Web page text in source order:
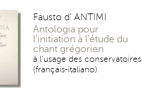
Fausto d' ANTIMI
Antologia pour
l'initiation à l'étude du
chant grégorien
à l'usage des conservatoires
(français-italiano)